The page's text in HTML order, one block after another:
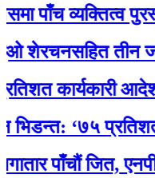
व्यक्तित्व पुरस्कृत
तीन जना
आदेश रद्ध
‘७५ प्रतिशत
पाँचौं जित,